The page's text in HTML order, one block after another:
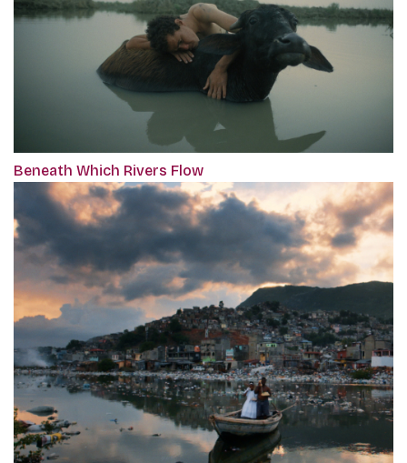
Beneath Which Rivers Flow